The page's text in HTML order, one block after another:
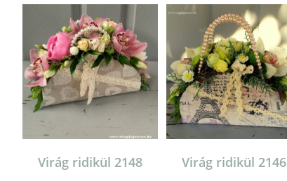
Virág ridikül 2148 Virág ridikül 2146